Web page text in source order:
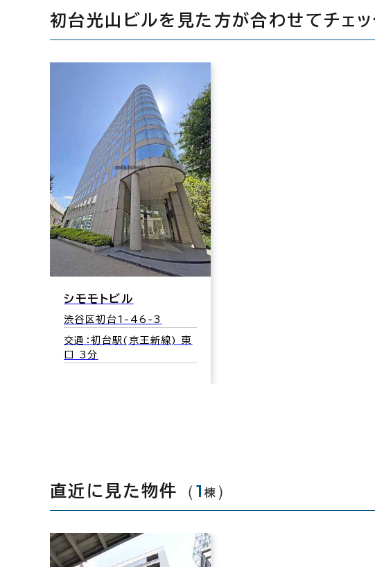
初台光山ビルを見た方が合わせてチェ
シモモトビル
渋谷区初台1-46-3
交通：初台駅(京王新線) 東
口 3分
直近に見た物件 （1 棟 ）